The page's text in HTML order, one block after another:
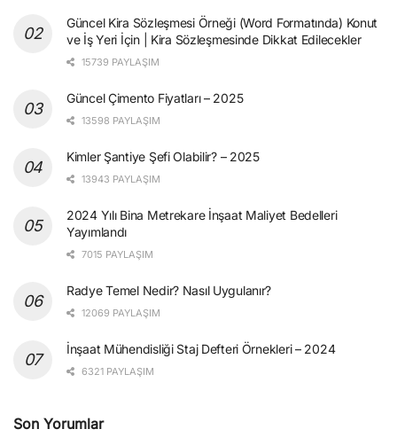
Güncel Kira Sözleşmesi Örneği (Word Formatında) Konut
ve İş Yeri İçin | Kira Sözleşmesinde Dikkat Edilecekler
15739 PAYLAŞIM
Güncel Çimento Fiyatları – 2025
13598 PAYLAŞIM
Kimler Şantiye Şefi Olabilir? – 2025
13943 PAYLAŞIM
2024 Yılı Bina Metrekare İnşaat Maliyet Bedelleri
Yayımlandı
7015 PAYLAŞIM
Radye Temel Nedir? Nasıl Uygulanır?
12069 PAYLAŞIM
İnşaat Mühendisliği Staj Defteri Örnekleri – 2024
6321 PAYLAŞIM
Son Yorumlar